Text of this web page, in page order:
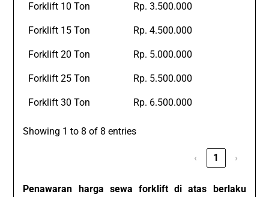
Forklift 10 Ton Rp. 3.500.000
Forklift 15 Ton Rp. 4.500.000
Forklift 20 Ton Rp. 5.000.000
Forklift 25 Ton Rp. 5.500.000
Forklift 30 Ton Rp. 6.500.000
Showing 1 to 8 of 8 entries
‹ 1 ›
Penawaran harga sewa forklift di atas berlaku